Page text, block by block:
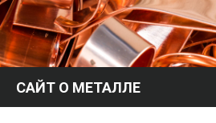
Перейти
к
содержимому
САЙТ О МЕТАЛЛЕ